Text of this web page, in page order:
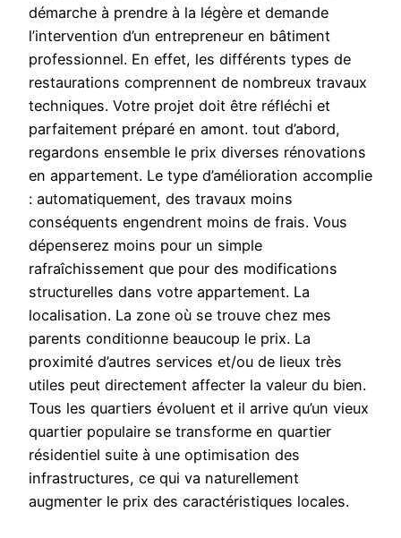
démarche à prendre à la légère et demande
l’intervention d’un entrepreneur en bâtiment
professionnel. En effet, les différents types de
restaurations comprennent de nombreux travaux
techniques. Votre projet doit être réfléchi et
parfaitement préparé en amont. tout d’abord,
regardons ensemble le prix diverses rénovations
en appartement. Le type d’amélioration accomplie
: automatiquement, des travaux moins
conséquents engendrent moins de frais. Vous
dépenserez moins pour un simple
rafraîchissement que pour des modifications
structurelles dans votre appartement. La
localisation. La zone où se trouve chez mes
parents conditionne beaucoup le prix. La
proximité d’autres services et/ou de lieux très
utiles peut directement affecter la valeur du bien.
Tous les quartiers évoluent et il arrive qu’un vieux
quartier populaire se transforme en quartier
résidentiel suite à une optimisation des
infrastructures, ce qui va naturellement
augmenter le prix des caractéristiques locales.